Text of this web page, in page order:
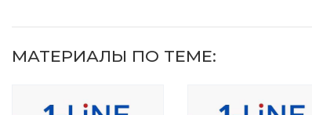
МАТЕРИАЛЫ ПО ТЕМЕ: